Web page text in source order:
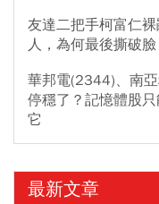
友達二把手柯富仁
人，為何最後撕破
華邦電(2344)、南
停穩了？記憶體股
它
最新文章